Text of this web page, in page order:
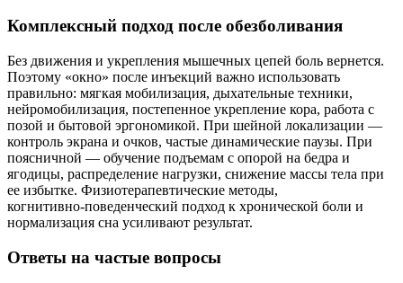
Комплексный подход после обезболивания
Без движения и укрепления мышечных цепей боль вернется.
Поэтому «окно» после инъекций важно использовать
правильно: мягкая мобилизация, дыхательные техники,
нейромобилизация, постепенное укрепление кора, работа с
позой и бытовой эргономикой. При шейной локализации —
контроль экрана и очков, частые динамические паузы. При
поясничной — обучение подъемам с опорой на бедра и
ягодицы, распределение нагрузки, снижение массы тела при
ее избытке. Физиотерапевтические методы,
когнитивно‑поведенческий подход к хронической боли и
нормализация сна усиливают результат.
Ответы на частые вопросы